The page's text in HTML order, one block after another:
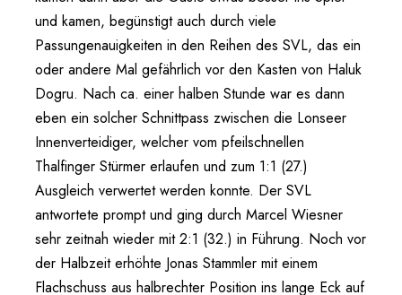
und kamen, begünstigt auch durch viele
Passungenauigkeiten in den Reihen des SVL, das ein
oder andere Mal gefährlich vor den Kasten von Haluk
Dogru. Nach ca. einer halben Stunde war es dann
eben ein solcher Schnittpass zwischen die Lonseer
Innenverteidiger, welcher vom pfeilschnellen
Thalfinger Stürmer erlaufen und zum 1:1 (27.)
Ausgleich verwertet werden konnte. Der SVL
antwortete prompt und ging durch Marcel Wiesner
sehr zeitnah wieder mit 2:1 (32.) in Führung. Noch vor
der Halbzeit erhöhte Jonas Stammler mit einem
Flachschuss aus halbrechter Position ins lange Eck auf